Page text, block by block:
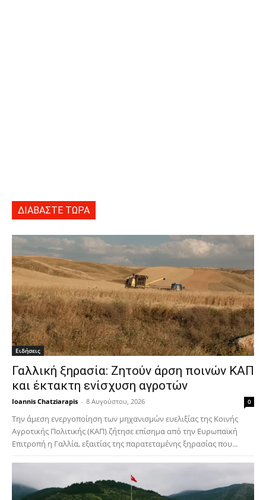
ΔΙΑΒΑΣΤΕ ΤΩΡΑ
Ειδήσεις
Γαλλική ξηρασία: Ζητούν άρση ποινών ΚΑΠ
και έκτακτη ενίσχυση αγροτών
Ioannis Chatziarapis - 8 Αυγούστου, 2026 0
Την άμεση ενεργοποίηση των μηχανισμών ευελιξίας της Κοινής
Αγροτικής Πολιτικής (ΚΑΠ) ζήτησε επίσημα από την Ευρωπαϊκή
Επιτροπή η Γαλλία, εξαιτίας της παρατεταμένης ξηρασίας που...